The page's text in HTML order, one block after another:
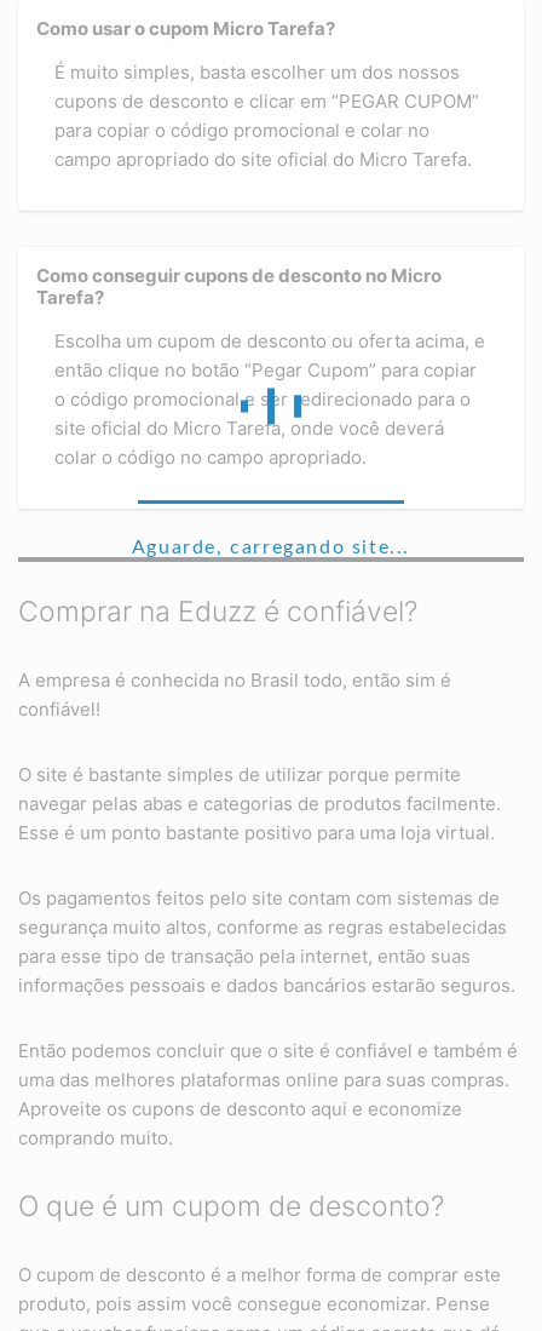
Aguarde, carregando site...
Como usar o cupom Micro Tarefa?
É muito simples, basta escolher um dos nossos
cupons de desconto e clicar em “PEGAR CUPOM”
para copiar o código promocional e colar no
campo apropriado do site oficial do Micro Tarefa.
Como conseguir cupons de desconto no Micro
Tarefa?
Escolha um cupom de desconto ou oferta acima, e
então clique no botão “Pegar Cupom” para copiar
o código promocional e ser redirecionado para o
site oficial do Micro Tarefa, onde você deverá
colar o código no campo apropriado.
Comprar na Eduzz é confiável?
A empresa é conhecida no Brasil todo, então sim é
confiável!
O site é bastante simples de utilizar porque permite
navegar pelas abas e categorias de produtos facilmente.
Esse é um ponto bastante positivo para uma loja virtual.
Os pagamentos feitos pelo site contam com sistemas de
segurança muito altos, conforme as regras estabelecidas
para esse tipo de transação pela internet, então suas
informações pessoais e dados bancários estarão seguros.
Então podemos concluir que o site é confiável e também é
uma das melhores plataformas online para suas compras.
Aproveite os cupons de desconto aqui e economize
comprando muito.
O que é um cupom de desconto?
O cupom de desconto é a melhor forma de comprar este
produto, pois assim você consegue economizar. Pense